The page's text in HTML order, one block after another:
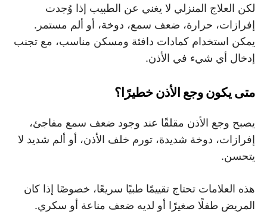
لكن العلاج المنزلي لا يغني عن الطبيب إذا وُجدت
إفرازات، حرارة، ضعف سمع، دوخة، أو ألم مستمر.
يمكن استخدام كمادات دافئة ومسكن مناسب، مع تجنب
إدخال أي شيء في الأذن.
متى يكون وجع الأذن خطيرًا؟
يصبح وجع الأذن مقلقًا عند وجود ضعف سمع مفاجئ،
إفرازات، دوخة شديدة، تورم خلف الأذن، أو ألم شديد لا
يتحسن.
هذه العلامات تحتاج تقييمًا طبيًا سريعًا، خصوصًا إذا كان
المريض طفلًا صغيرًا أو لديه ضعف مناعة أو سكري.